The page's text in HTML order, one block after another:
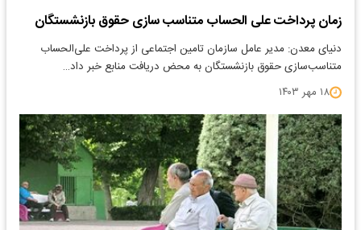
زمان پرداخت علی الحساب متناسب سازی حقوق بازنشستگان
دنیای معدن: مدیر عامل سازمان تامین اجتماعی از پرداخت علی‌الحساب
متناسب‌سازی حقوق بازنشستگان به محض دریافت منابع خبر داد…
۱۸ مهر ۱۴۰۳